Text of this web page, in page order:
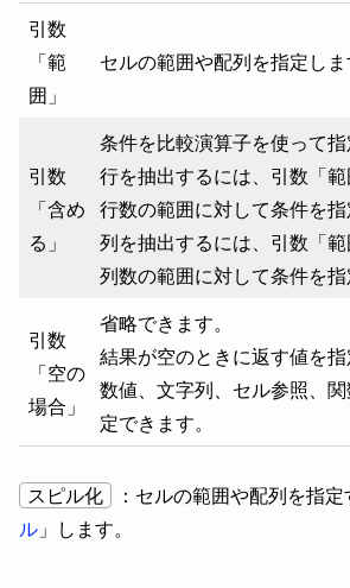
引数
「範
囲」
セルの範囲や配列を指定しま
引数
「含め
る」
条件を比較演算子を使って指
行を抽出するには、引数「
行数の範囲に対して条件を指
列を抽出するには、引数「
列数の範囲に対して条件を指
引数
「空の
場合」
省略できます。
結果が空のときに返す値を指
数値、文字列、セル参照、
定できます。
スピル化 ：セルの範囲や配列を指
ル 」します。